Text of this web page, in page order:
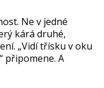
Ne v jedné
kárá druhé,
„Vidí třísku v oku
připomene. A